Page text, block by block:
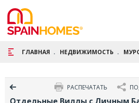
ГЛАВНАЯ НЕДВИЖИМОСТЬ
РАСПЕЧАТАТЬ